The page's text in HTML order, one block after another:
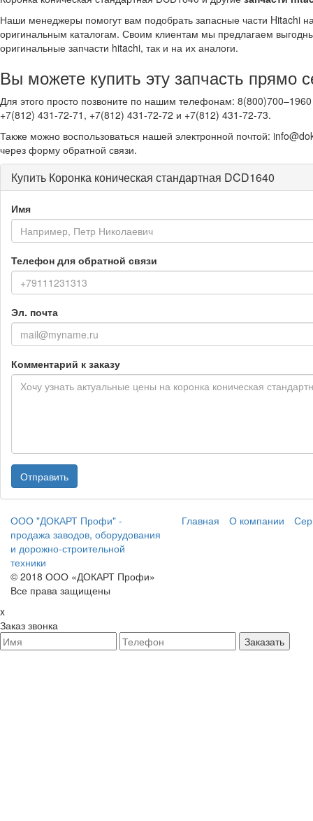
Наши менеджеры помогут вам подобрать запасные части Hitachi
оригинальным каталогам. Своим клиентам мы предлагаем
оригинальные запчасти hitachi, так и на их аналоги.
Вы можете купить эту запчасть прямо
Для этого просто позвоните по нашим телефонам:
+7(812) 431-72-71, +7(812) 431-72-72 и +7(812) 431-72-73.
Также можно воспользоваться нашей электронной почтой:
через форму обратной связи.
Купить Коронка коническая стандартная DCD1640
Имя
Телефон для обратной связи
Эл. почта
Комментарий к заказу
Отправить
ООО "ДОКАРТ Профи" -
продажа заводов, оборудования
и дорожно-строительной
техники
© 2018 ООО «ДОКАРТ Профи»
Все права защищены
Главная О компании
x
Заказ звонка
Заказать